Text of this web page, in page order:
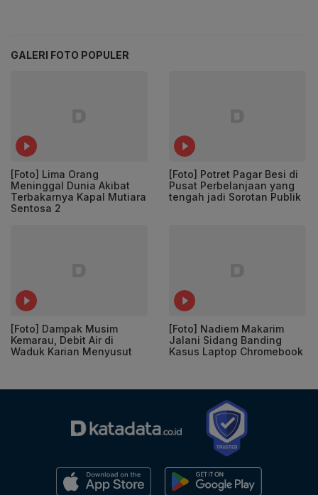
GALERI FOTO POPULER
[Foto] Lima Orang
Meninggal Dunia Akibat
Terbakarnya Kapal Mutiara
Sentosa 2
[Foto] Potret Pagar Besi di
Pusat Perbelanjaan yang
tengah jadi Sorotan Publik
[Foto] Dampak Musim
Kemarau, Debit Air di
Waduk Karian Menyusut
[Foto] Nadiem Makarim
Jalani Sidang Banding
Kasus Laptop Chromebook